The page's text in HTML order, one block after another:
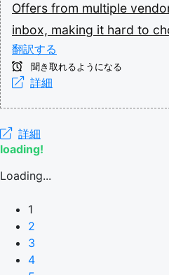
Offers from multiple
inbox, making it hard to
翻訳する
聞き取れるようになる
詳細
詳細
loading!
Loading...
1
2
3
4